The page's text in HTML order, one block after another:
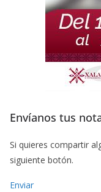
Envíanos tus
Si quieres compartir
siguiente botón.
Enviar